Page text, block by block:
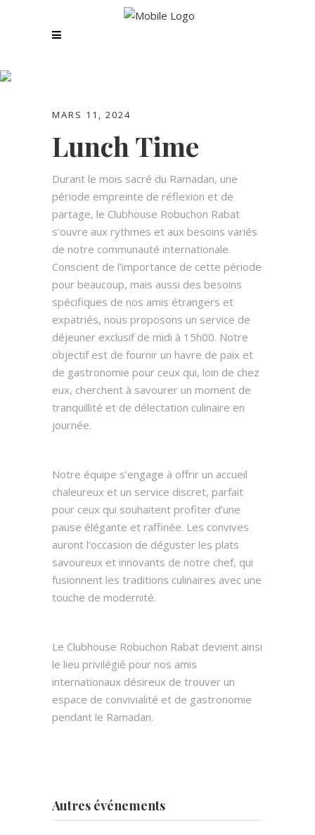
MARS 11, 2024
Lunch Time
Durant le mois sacré du Ramadan, une
période empreinte de réflexion et de
partage, le Clubhouse Robuchon Rabat
s’ouvre aux rythmes et aux besoins variés
de notre communauté internationale.
Conscient de l’importance de cette période
pour beaucoup, mais aussi des besoins
spécifiques de nos amis étrangers et
expatriés, nous proposons un service de
déjeuner exclusif de midi à 15h00. Notre
objectif est de fournir un havre de paix et
de gastronomie pour ceux qui, loin de chez
eux, cherchent à savourer un moment de
tranquillité et de délectation culinaire en
journée.
Notre équipe s’engage à offrir un accueil
chaleureux et un service discret, parfait
pour ceux qui souhaitent profiter d’une
pause élégante et raffinée. Les convives
auront l’occasion de déguster les plats
savoureux et innovants de notre chef, qui
fusionnent les traditions culinaires avec une
touche de modernité.
Le Clubhouse Robuchon Rabat devient ainsi
le lieu privilégié pour nos amis
internationaux désireux de trouver un
espace de convivialité et de gastronomie
pendant le Ramadan.
Autres événements